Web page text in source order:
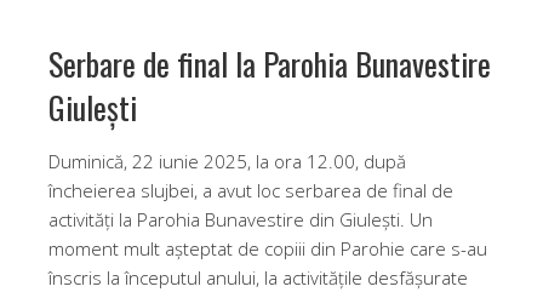
Serbare de final la Parohia Bunavestire
Giulești
Duminică, 22 iunie 2025, la ora 12.00, după
încheierea slujbei, a avut loc serbarea de final de
activități la Parohia Bunavestire din Giulești. Un
moment mult așteptat de copiii din Parohie care s-au
înscris la începutul anului, la activitățile desfășurate